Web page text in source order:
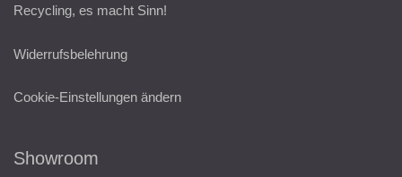
Recycling, es macht Sinn!
Widerrufsbelehrung
Cookie-Einstellungen ändern
Showroom